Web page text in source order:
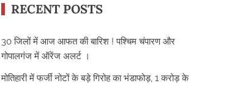
RECENT POSTS
30 जिलों में आज आफत की बारिश ! पश्चिम चंपारण और
गोपालगंज में ऑरेंज अलर्ट ।
मोतिहारी में फर्जी नोटों के बड़े गिरोह का भंडाफोड़, 1 करोड़ के